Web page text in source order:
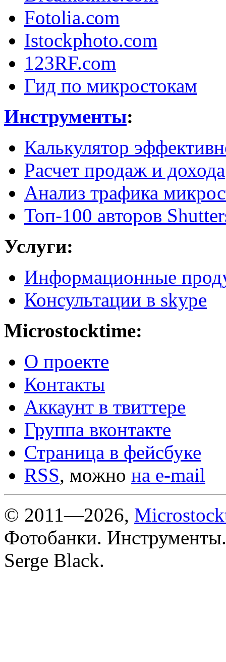
Fotolia.com
Istockphoto.com
123RF.com
Гид по микростокам
Инструменты:
Калькулятор
Расчет продаж и дохода
Анализ трафика
Топ-100 авторов
Услуги:
Информационные
Консультации в skype
Microstocktime:
О проекте
Контакты
Аккаунт в твиттере
Группа вконтакте
Страница в фейсбуке
RSS, можно на e-mail
© 2011—2026,
Фотобанки.
Serge Black.